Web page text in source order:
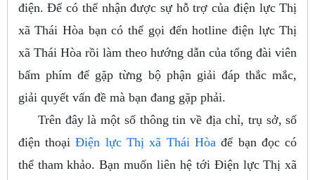
điện. Để có thể nhận được sự hỗ trợ của điện lực Thị
xã Thái Hòa bạn có thể gọi đến hotline điện lực Thị
xã Thái Hòa rồi làm theo hướng dẫn của tổng đài viên
bấm phím để gặp từng bộ phận giải đáp thắc mắc,
giải quyết vấn đề mà bạn đang gặp phải.
Trên đây là một số thông tin về địa chỉ, trụ sở, số
điện thoạiĐiện lực Thị xã Thái Hòađể bạn đọc có
thể tham khảo. Bạn muốn liên hệ tới Điện lực Thị xã